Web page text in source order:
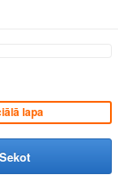
lapa
Sekot